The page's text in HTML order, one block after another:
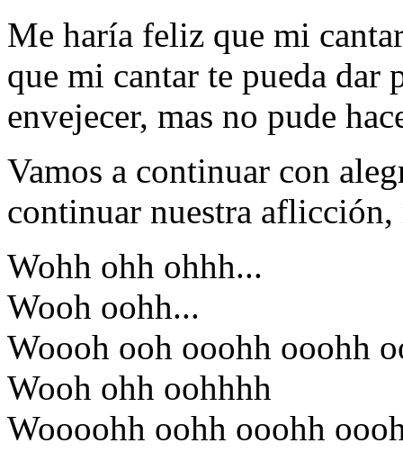
Me haría feliz que mi
que mi cantar te pueda dar
envejecer, mas no pude
Vamos a continuar con
continuar nuestra
Wohh ohh ohhh...
Wooh oohh...
Woooh ooh ooohh ooohh
Wooh ohh oohhhh
Woooohh oohh ooohh